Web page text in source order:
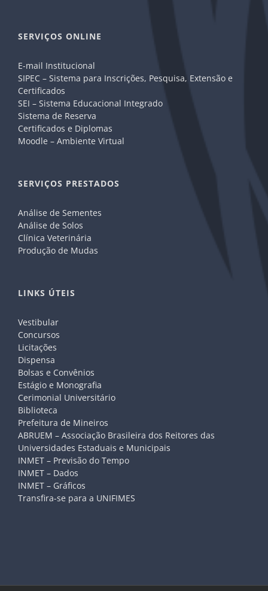
SERVIÇOS ONLINE
E-mail Institucional
SIPEC – Sistema para Inscrições, Pesquisa, Extensão e
Certificados
SEI – Sistema Educacional Integrado
Sistema de Reserva
Certificados e Diplomas
Moodle – Ambiente Virtual
SERVIÇOS PRESTADOS
Análise de Sementes
Análise de Solos
Clínica Veterinária
Produção de Mudas
LINKS ÚTEIS
Vestibular
Concursos
Licitações
Dispensa
Bolsas e Convênios
Estágio e Monografia
Cerimonial Universitário
Biblioteca
Prefeitura de Mineiros
ABRUEM – Associação Brasileira dos Reitores das
Universidades Estaduais e Municipais
INMET – Previsão do Tempo
INMET – Dados
INMET – Gráficos
Transfira-se para a UNIFIMES